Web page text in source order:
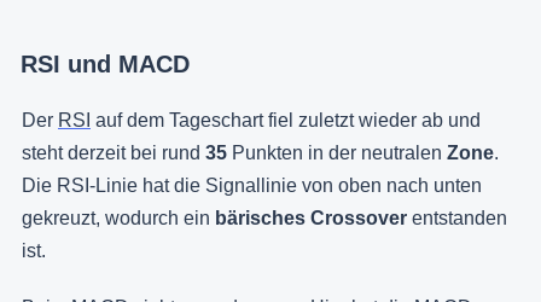
RSI und MACD
Der RSI auf dem Tageschart fiel zuletzt wieder ab und
steht derzeit bei rund 35 Punkten in der neutralen Zone.
Die RSI-Linie hat die Signallinie von oben nach unten
gekreuzt, wodurch ein bärisches Crossover entstanden
ist.